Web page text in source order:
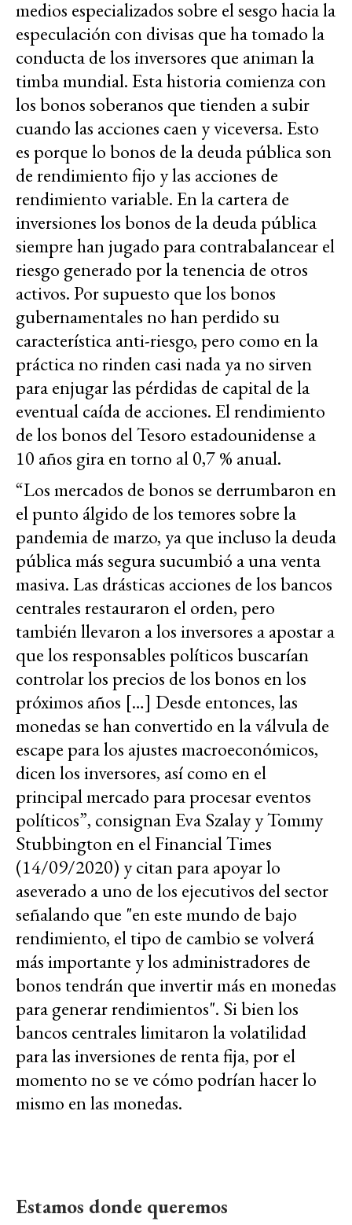
medios especializados sobre el sesgo hacia la
especulación con divisas que ha tomado la
conducta de los inversores que animan la
timba mundial. Esta historia comienza con
los bonos soberanos que tienden a subir
cuando las acciones caen y viceversa. Esto
es porque lo bonos de la deuda pública son
de rendimiento fijo y las acciones de
rendimiento variable. En la cartera de
inversiones los bonos de la deuda pública
siempre han jugado para contrabalancear el
riesgo generado por la tenencia de otros
activos. Por supuesto que los bonos
gubernamentales no han perdido su
característica anti-riesgo, pero como en la
práctica no rinden casi nada ya no sirven
para enjugar las pérdidas de capital de la
eventual caída de acciones. El rendimiento
de los bonos del Tesoro estadounidense a
10 años gira en torno al 0,7 % anual.
“Los mercados de bonos se derrumbaron en
el punto álgido de los temores sobre la
pandemia de marzo, ya que incluso la deuda
pública más segura sucumbió a una venta
masiva. Las drásticas acciones de los bancos
centrales restauraron el orden, pero
también llevaron a los inversores a apostar a
que los responsables políticos buscarían
controlar los precios de los bonos en los
próximos años […] Desde entonces, las
monedas se han convertido en la válvula de
escape para los ajustes macroeconómicos,
dicen los inversores, así como en el
principal mercado para procesar eventos
políticos”, consignan Eva Szalay y Tommy
Stubbington en el Financial Times
(14/09/2020) y citan para apoyar lo
aseverado a uno de los ejecutivos del sector
señalando que "en este mundo de bajo
rendimiento, el tipo de cambio se volverá
más importante y los administradores de
bonos tendrán que invertir más en monedas
para generar rendimientos". Si bien los
bancos centrales limitaron la volatilidad
para las inversiones de renta fija, por el
momento no se ve cómo podrían hacer lo
mismo en las monedas.
Estamos donde queremos